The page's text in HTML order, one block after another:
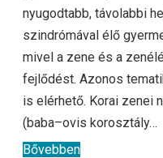
nyugodtabb, távolabbi
szindrómával élő
mivel a zene és a
fejlődést. Azonos
is elérhető. Korai
(baba–ovis korosztály…
Bővebben